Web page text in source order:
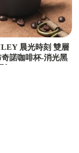
晨光時刻 雙層
諾咖啡杯-消光黑